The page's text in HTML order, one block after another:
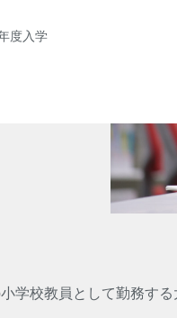
度入学
学校教員として勤務する